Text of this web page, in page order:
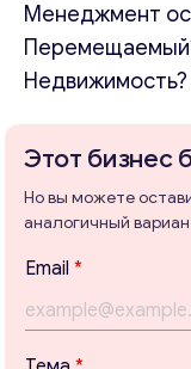
Менеджмент
Недвижимость?
Этот бизнес
Но вы можете
аналогичный
Email *